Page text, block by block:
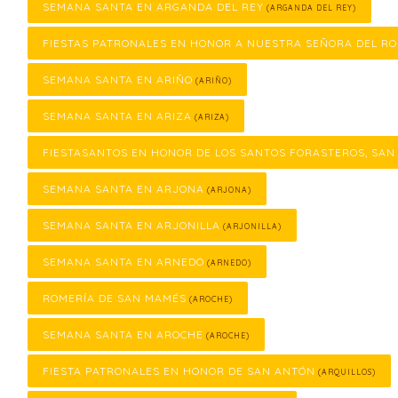
SEMANA SANTA EN ARGANDA DEL REY (ARGANDA DEL REY)
FIESTAS PATRONALES EN HONOR A NUESTRA SEÑORA DEL
SEMANA SANTA EN ARIÑO (ARIÑO)
SEMANA SANTA EN ARIZA (ARIZA)
FIESTASANTOS EN HONOR DE LOS SANTOS FORASTEROS,
SEMANA SANTA EN ARJONA (ARJONA)
SEMANA SANTA EN ARJONILLA (ARJONILLA)
SEMANA SANTA EN ARNEDO (ARNEDO)
ROMERÍA DE SAN MAMÉS (AROCHE)
SEMANA SANTA EN AROCHE (AROCHE)
FIESTA PATRONALES EN HONOR DE SAN ANTÓN (ARQUILLOS)